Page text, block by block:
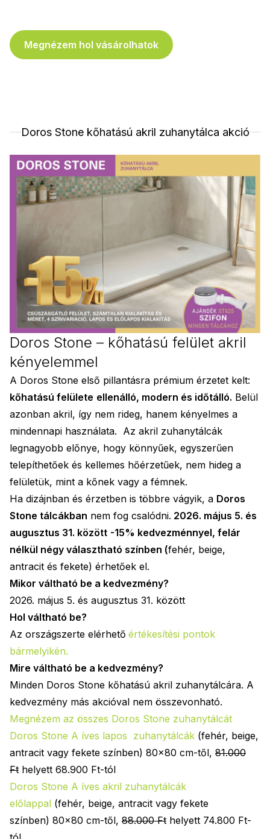
Megnézem hol vásárolhatok
Doros Stone kőhatású akril zuhanytálca akció
Doros Stone – kőhatású felület akril
kényelemmel
A Doros Stone első pillantásra prémium érzetet kelt:
kőhatású felülete ellenálló, modern és időtálló. Belül
azonban akril, így nem rideg, hanem kényelmes a
mindennapi használata. Az akril zuhanytálcák
legnagyobb előnye, hogy könnyűek, egyszerűen
telepíthetőek és kellemes hőérzetűek, nem hideg a
felületük, mint a kőnek vagy a fémnek.
Ha dizájnban és érzetben is többre vágyik, a Doros
Stone tálcákban nem fog csalódni. 2026. május 5. és
augusztus 31. között -15% kedvezménnyel, felár
nélkül négy választható színben (fehér, beige,
antracit és fekete) érhetőek el.
Mikor váltható be a kedvezmény?
2026. május 5. és augusztus 31. között
Hol váltható be?
Az országszerte elérhető értékesítési pontok
bármelyikén.
Mire váltható be a kedvezmény?
Minden Doros Stone kőhatású akril zuhanytálcára. A
kedvezmény más akcióval nem összevonható.
Megnézem az összes Doros Stone zuhanytálcát
Doros Stone A íves lapos zuhanytálcák (fehér, beige,
antracit vagy fekete színben) 80x80 cm-től, 81.000
Ft helyett 68.900 Ft-tól
Doros Stone A íves akril zuhanytálcák
előlappal (fehér, beige, antracit vagy fekete
színben) 80x80 cm-től, 88.000 Ft helyett 74.800 Ft-